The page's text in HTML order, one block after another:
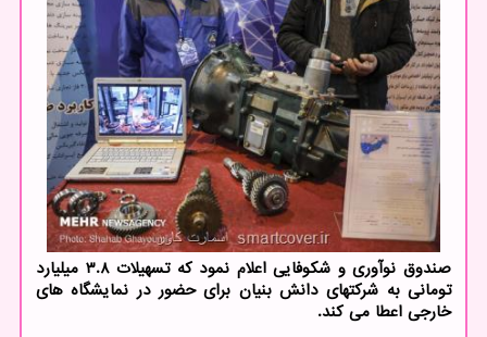
صندوق نوآوری و شکوفایی اعلام نمود که تسهیلات ۳.۸ میلیارد
تومانی به شرکتهای دانش بنیان برای حضور در نمایشگاه های
خارجی اعطا می کند.